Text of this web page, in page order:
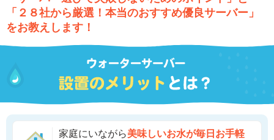
「２８社から厳選！本当のおすすめ優良サーバー」
をお教えします！
家庭にいながら美味しいお水が毎日 お手軽